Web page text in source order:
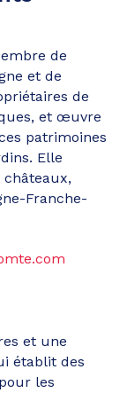
de
et de
de
et œuvre
patrimoines
Elle
Franche-
et une
établit des
les